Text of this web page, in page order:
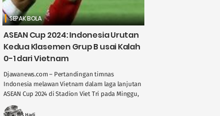
SEPAK BOLA
ASEAN Cup 2024: Indonesia Urutan
Kedua Klasemen Grup B usai Kalah
0-1 dari Vietnam
Djawanews.com – Pertandingan timnas
Indonesia melawan Vietnam dalam laga lanjutan
ASEAN Cup 2024 di Stadion Viet Tri pada Minggu,
mendapatkan gol pada ....
MS Hadi